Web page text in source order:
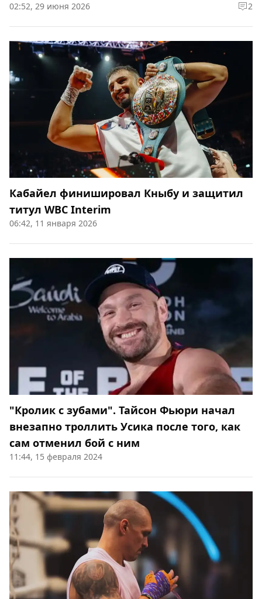
02:52, 29 июня 2026 2
Кабайел финишировал Кныбу и защитил
титул WBC Interim
06:42, 11 января 2026
"Кролик с зубами". Тайсон Фьюри начал
внезапно троллить Усика после того, как
сам отменил бой с ним
11:44, 15 февраля 2024